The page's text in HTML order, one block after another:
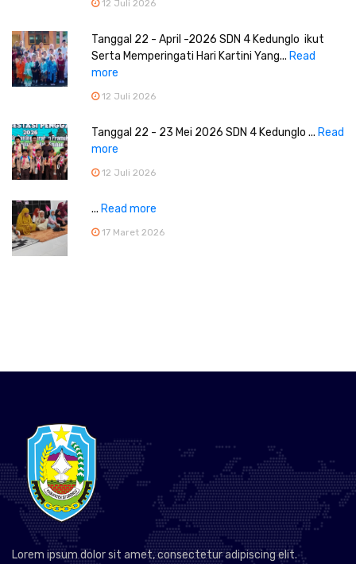
12 Juli 2026
Tanggal 22 - April -2026 SDN 4 Kedunglo ikut
Serta Memperingati Hari Kartini Yang... Read
more
12 Juli 2026
Tanggal 22 - 23 Mei 2026 SDN 4 Kedunglo ... Read
more
12 Juli 2026
... Read more
17 Maret 2026
Lorem ipsum dolor sit amet, consectetur adipiscing elit.